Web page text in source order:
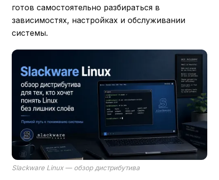
готов самостоятельно разбираться в
зависимостях, настройках и обслуживании
системы.
Slackware Linux — обзор дистрибутива